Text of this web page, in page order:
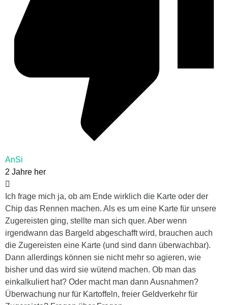
AnSi
2 Jahre her
Ich frage mich ja, ob am Ende wirklich die Karte oder der
Chip das Rennen machen. Als es um eine Karte für unsere
Zugereisten ging, stellte man sich quer. Aber wenn
irgendwann das Bargeld abgeschafft wird, brauchen auch
die Zugereisten eine Karte (und sind dann überwachbar).
Dann allerdings können sie nicht mehr so agieren, wie
bisher und das wird sie wütend machen. Ob man das
einkalkuliert hat? Oder macht man dann Ausnahmen?
Überwachung nur für Kartoffeln, freier Geldverkehr für